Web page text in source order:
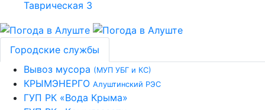
Городские службы
Вывоз мусора (МУП УБГ и КС)
КРЫМЭНЕРГО Алуштинский РЭС
ГУП РК «Вода Крыма»